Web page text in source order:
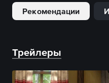
Рекомендации
Трейлеры